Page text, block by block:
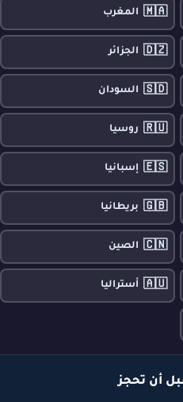
🇲🇦 المغرب
🇩🇿 الجزائر
🇸🇩 السودان
🇷🇺 روسيا
🇪🇸 إسبانيا
🇬🇧 بريطانيا
🇨🇳 الصين
🇦🇺 أستراليا
أن تحجز